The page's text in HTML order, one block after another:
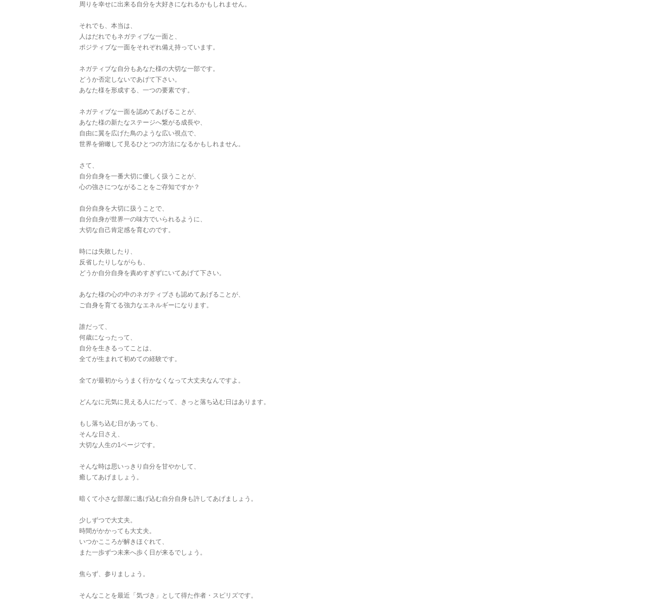
周りを幸せに出来る自分を大好きになれるかもしれません。
それでも、本当は、
人はだれでもネガティブな一面と、
ポジティブな一面をそれぞれ備え持っています。
ネガティブな自分もあなた様の大切な一部です。
どうか否定しないであげて下さい。
あなた様を形成する、一つの要素です。
ネガティブな一面を認めてあげることが、
あなた様の新たなステージへ繋がる成長や、
自由に翼を広げた鳥のような広い視点で、
世界を俯瞰して見るひとつの方法になるかもしれません。
さて、
自分自身を一番大切に優しく扱うことが、
心の強さにつながることをご存知ですか？
自分自身を大切に扱うことで、
自分自身が世界一の味方でいられるように、
大切な自己肯定感を育むのです。
時には失敗したり、
反省したりしながらも、
どうか自分自身を責めすぎずにいてあげて下さい。
あなた様の心の中のネガティブさも認めてあげることが、
ご自身を育てる強力なエネルギーになります。
誰だって、
何歳になったって、
自分を生きるってことは、
全てが生まれて初めての経験です。
全てが最初からうまく行かなくなって大丈夫なんですよ。
どんなに元気に見える人にだって、きっと落ち込む日はあります。
もし落ち込む日があっても、
そんな日さえ、
大切な人生の1ページです。
そんな時は思いっきり自分を甘やかして、
癒してあげましょう。
暗くて小さな部屋に逃げ込む自分自身も許してあげましょう。
少しずつで大丈夫。
時間がかかっても大丈夫。
いつかこころが解きほぐれて、
また一歩ずつ未来へ歩く日が来るでしょう。
焦らず、参りましょう。
そんなことを最近「気づき」として得た作者・スピリズです。